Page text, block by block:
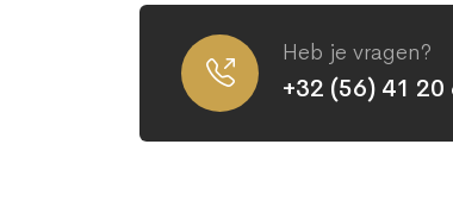
Heb je vragen?
+32 (56) 41 20